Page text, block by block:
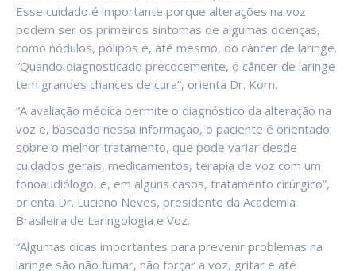
Esse cuidado é importante porque alterações na voz
podem ser os primeiros sintomas de algumas doenças,
como nódulos, pólipos e, até mesmo, do câncer de laringe.
“Quando diagnosticado precocemente, o câncer de laringe
tem grandes chances de cura”, orienta Dr. Korn.
“A avaliação médica permite o diagnóstico da alteração na
voz e, baseado nessa informação, o paciente é orientado
sobre o melhor tratamento, que pode variar desde
cuidados gerais, medicamentos, terapia de voz com um
fonoaudiólogo, e, em alguns casos, tratamento cirúrgico”,
orienta Dr. Luciano Neves, presidente da Academia
Brasileira de Laringologia e Voz.
“Algumas dicas importantes para prevenir problemas na
laringe são não fumar, não forçar a voz, gritar e até